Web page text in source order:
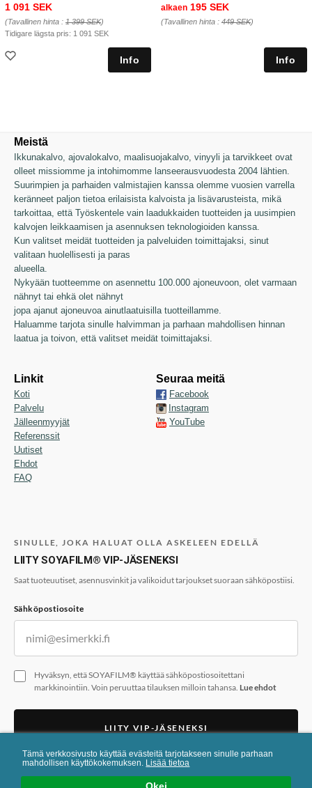
Tämä verkkosivusto käyttää evästeitä tarjotakseen sinulle parhaan
mahdollisen käyttökokemuksen. Lisää tietoa
1 091 SEK
(Tavallinen hinta : 1 399 SEK)
Tidigare lägsta pris: 1 091 SEK
alkaen 195 SEK
(Tavallinen hinta : 449 SEK)
Meistä
Ikkunakalvo, ajovalokalvo, maalisuojakalvo, vinyyli ja tarvikkeet ovat
olleet missiomme ja intohimomme lanseerausvuodesta 2004 lähtien.
Suurimpien ja parhaiden valmistajien kanssa olemme vuosien varrella
keränneet paljon tietoa erilaisista kalvoista ja lisävarusteista, mikä
tarkoittaa, että Työskentele vain laadukkaiden tuotteiden ja uusimpien
kalvojen leikkaamisen ja asennuksen teknologioiden kanssa.
Kun valitset meidät tuotteiden ja palveluiden toimittajaksi, sinut
valitaan huolellisesti ja paras
alueella.
Nykyään tuotteemme on asennettu 100.000 ajoneuvoon, olet varmaan
nähnyt tai ehkä olet nähnyt
jopa ajanut ajoneuvoa ainutlaatuisilla tuotteillamme.
Haluamme tarjota sinulle halvimman ja parhaan mahdollisen hinnan
laatua ja toivon, että valitset meidät toimittajaksi.
Linkit
Koti
Palvelu
Jälleenmyyjät
Referenssit
Uutiset
Ehdot
FAQ
Seuraa meitä
Facebook
Instagram
YouTube
SINULLE, JOKA HALUAT OLLA ASKELEEN EDELLÄ
LIITY SOYAFILM® VIP-JÄSENEKSI
Saat tuoteuutiset, asennusvinkit ja valikoidut tarjoukset suoraan sähköpostiisi.
Sähköpostiosoite
Hyväksyn, että SOYAFILM® käyttää sähköpostiosoitettani
markkinointiin. Voin peruuttaa tilauksen milloin tahansa. Lue ehdot
LIITY VIP-JÄSENEKSI
Lomaketta suojaa reCAPTCHA. Googlentietosuojakäytäntö
ovat voimassa.